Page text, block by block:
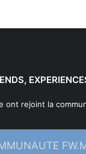
ont rejoint la